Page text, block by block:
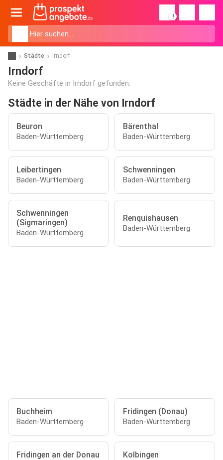
!
Städte Irndorf
Irndorf
Keine Geschäfte in Irndorf gefunden.
Städte in der Nähe von Irndorf
Beuron
Baden-Württemberg
Bärenthal
Baden-Württemberg
Leibertingen
Baden-Württemberg
Schwenningen
Baden-Württemberg
Schwenningen
(Sigmaringen)
Baden-Württemberg
Renquishausen
Baden-Württemberg
Buchheim
Baden-Württemberg
Fridingen (Donau)
Baden-Württemberg
Fridingen an der Donau Kolbingen